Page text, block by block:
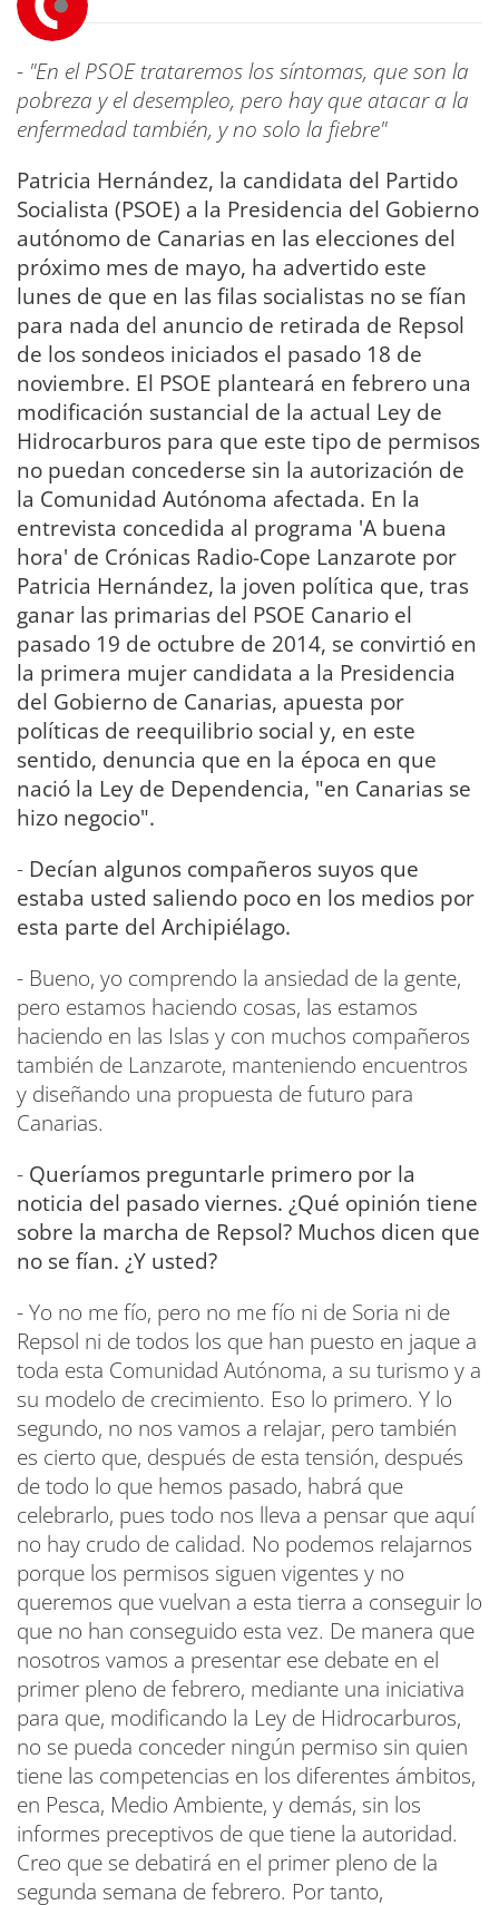
- "En el PSOE trataremos los síntomas, que son la
pobreza y el desempleo, pero hay que atacar a la
enfermedad también, y no solo la fiebre"
Patricia Hernández, la candidata del Partido
Socialista (PSOE) a la Presidencia del Gobierno
autónomo de Canarias en las elecciones del
próximo mes de mayo, ha advertido este
lunes de que en las filas socialistas no se fían
para nada del anuncio de retirada de Repsol
de los sondeos iniciados el pasado 18 de
noviembre. El PSOE planteará en febrero una
modificación sustancial de la actual Ley de
Hidrocarburos para que este tipo de permisos
no puedan concederse sin la autorización de
la Comunidad Autónoma afectada. En la
entrevista concedida al programa 'A buena
hora' de Crónicas Radio-Cope Lanzarote por
Patricia Hernández, la joven política que, tras
ganar las primarias del PSOE Canario el
pasado 19 de octubre de 2014, se convirtió en
la primera mujer candidata a la Presidencia
del Gobierno de Canarias, apuesta por
políticas de reequilibrio social y, en este
sentido, denuncia que en la época en que
nació la Ley de Dependencia, "en Canarias se
hizo negocio".
- Decían algunos compañeros suyos que
estaba usted saliendo poco en los medios por
esta parte del Archipiélago.
- Bueno, yo comprendo la ansiedad de la gente,
pero estamos haciendo cosas, las estamos
haciendo en las Islas y con muchos compañeros
también de Lanzarote, manteniendo encuentros
y diseñando una propuesta de futuro para
Canarias.
- Queríamos preguntarle primero por la
noticia del pasado viernes. ¿Qué opinión tiene
sobre la marcha de Repsol? Muchos dicen que
no se fían. ¿Y usted?
- Yo no me fío, pero no me fío ni de Soria ni de
Repsol ni de todos los que han puesto en jaque a
toda esta Comunidad Autónoma, a su turismo y a
su modelo de crecimiento. Eso lo primero. Y lo
segundo, no nos vamos a relajar, pero también
es cierto que, después de esta tensión, después
de todo lo que hemos pasado, habrá que
celebrarlo, pues todo nos lleva a pensar que aquí
no hay crudo de calidad. No podemos relajarnos
porque los permisos siguen vigentes y no
queremos que vuelvan a esta tierra a conseguir lo
que no han conseguido esta vez. De manera que
nosotros vamos a presentar ese debate en el
primer pleno de febrero, mediante una iniciativa
para que, modificando la Ley de Hidrocarburos,
no se pueda conceder ningún permiso sin quien
tiene las competencias en los diferentes ámbitos,
en Pesca, Medio Ambiente, y demás, sin los
informes preceptivos de que tiene la autoridad.
Creo que se debatirá en el primer pleno de la
segunda semana de febrero. Por tanto,